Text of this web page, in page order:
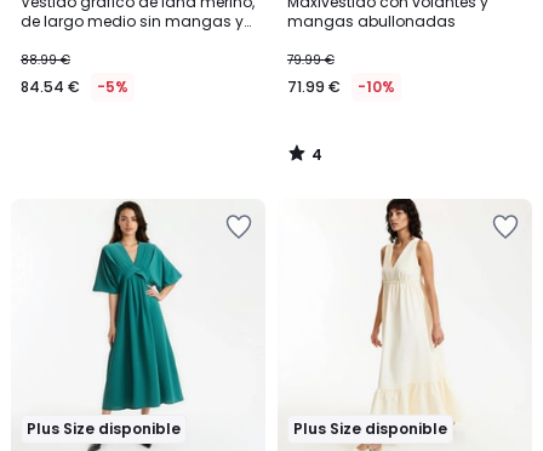
de largo medio sin mangas y
88.99 €
84.54 € -5%
mangas abullonadas
79.99 €
71.99 € -10%
5
4
/
Plus Size disponible Plus Size disponible